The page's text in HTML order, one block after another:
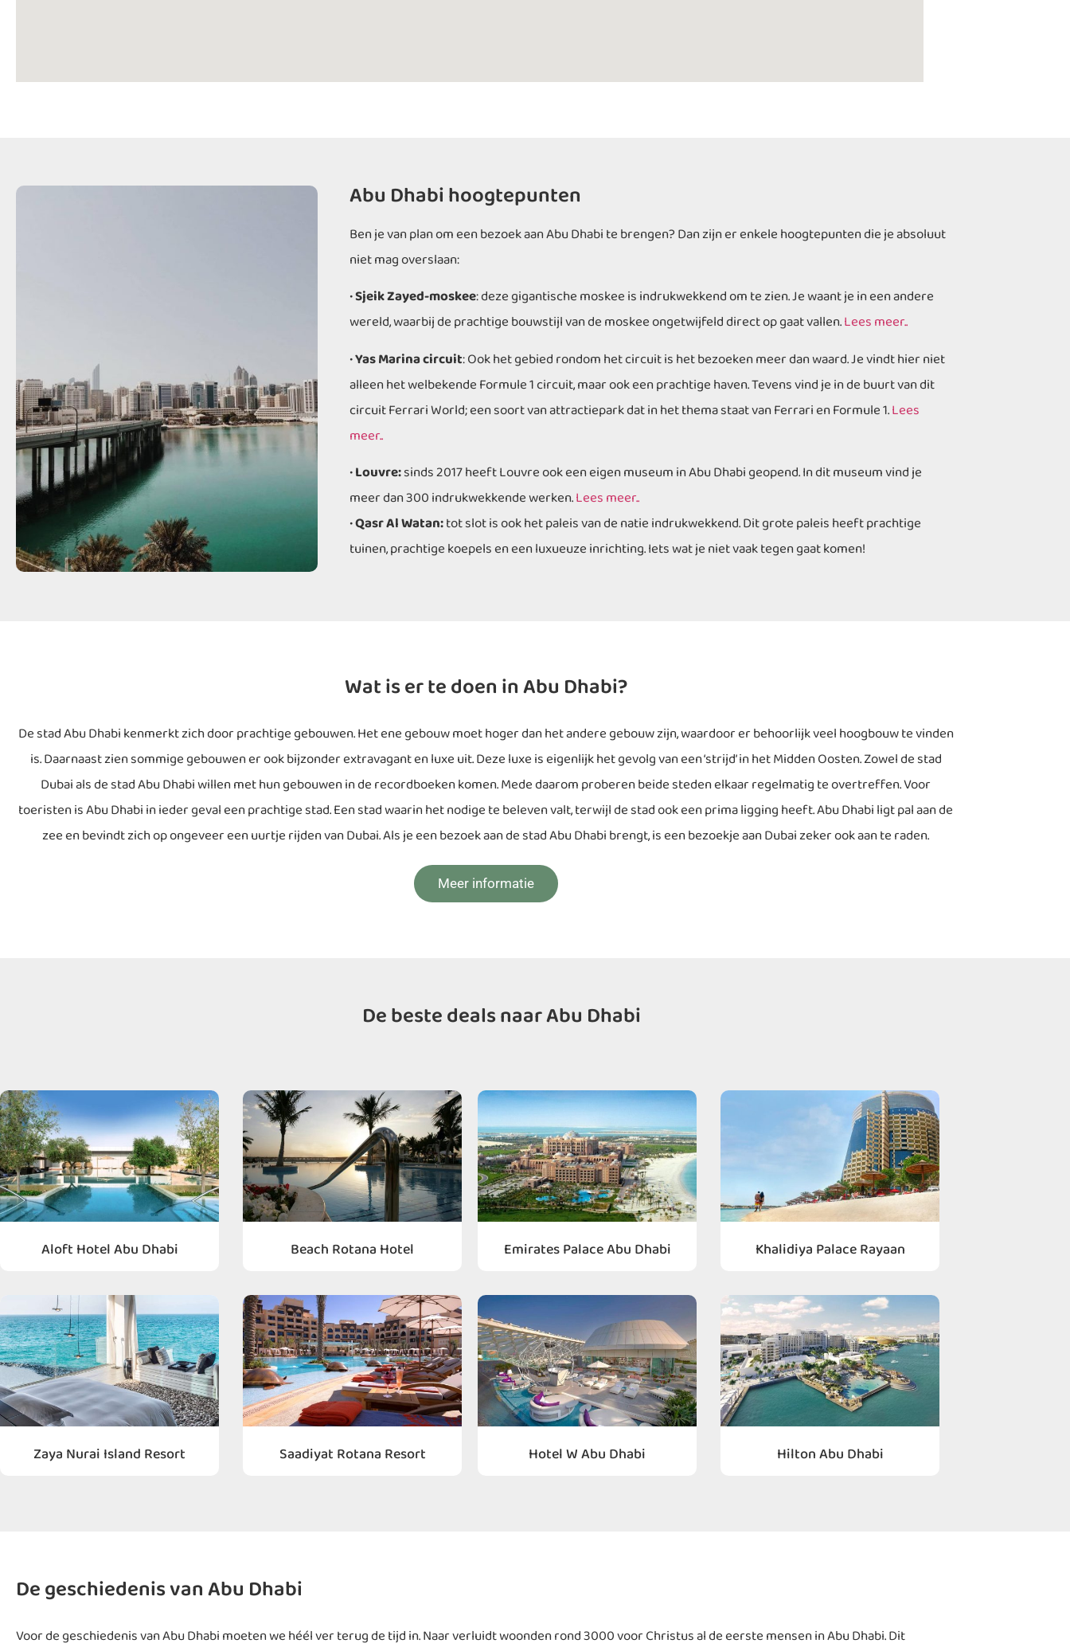
Abu Dhabi hoogtepunten
Ben je van plan om een bezoek aan Abu Dhabi te brengen? Dan zijn er enkele hoogtepunten die je absoluut
niet mag overslaan:
•Sjeik Zayed-moskee: deze gigantische moskee is indrukwekkend om te zien. Je waant je in een andere
wereld, waarbij de prachtige bouwstijl van de moskee ongetwijfeld direct op gaat vallen.Lees meer..
•Yas Marina circuit: Ook het gebied rondom het circuit is het bezoeken meer dan waard. Je vindt hier niet
alleen het welbekende Formule 1 circuit, maar ook een prachtige haven. Tevens vind je in de buurt van dit
circuit Ferrari World; een soort van attractiepark dat in het thema staat van Ferrari en Formule 1.Lees
meer..
•Louvre:sinds 2017 heeft Louvre ook een eigen museum in Abu Dhabi geopend. In dit museum vind je
meer dan 300 indrukwekkende werken.Lees meer..
•Qasr Al Watan:tot slot is ook het paleis van de natie indrukwekkend. Dit grote paleis heeft prachtige
tuinen, prachtige koepels en een luxueuze inrichting. Iets wat je niet vaak tegen gaat komen!
Wat is er te doen in Abu Dhabi?
De stad Abu Dhabi kenmerkt zich door prachtige gebouwen. Het ene gebouw moet hoger dan het andere gebouw zijn, waardoor er behoorlijk veel hoogbouw te vinden
is. Daarnaast zien sommige gebouwen er ook bijzonder extravagant en luxe uit. Deze luxe is eigenlijk het gevolg van een ‘strijd’ in het Midden Oosten. Zowel de stad
Dubai als de stad Abu Dhabi willen met hun gebouwen in de recordboeken komen. Mede daarom proberen beide steden elkaar regelmatig te overtreffen. Voor
toeristen is Abu Dhabi in ieder geval een prachtige stad. Een stad waarin het nodige te beleven valt, terwijl de stad ook een prima ligging heeft. Abu Dhabi ligt pal aan de
zee en bevindt zich op ongeveer een uurtje rijden van Dubai. Als je een bezoek aan de stad Abu Dhabi brengt, is een bezoekje aan Dubai zeker ook aan te raden.
Meer informatie
De beste deals naar Abu Dhabi
Aloft Hotel Abu Dhabi Beach Rotana Hotel Emirates Palace Abu Dhabi Khalidiya Palace Rayaan
Zaya Nurai Island Resort Saadiyat Rotana Resort Hotel W Abu Dhabi Hilton Abu Dhabi
De geschiedenis van Abu Dhabi
Voor de geschiedenis van Abu Dhabi moeten we héél ver terug de tijd in. Naar verluidt woonden rond 3000 voor Christus al de eerste mensen in Abu Dhabi. Dit